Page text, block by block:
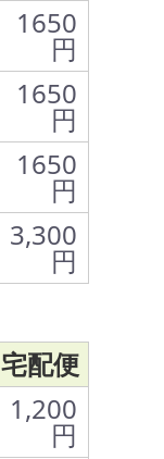
1650
円
1650
円
1650
円
3,300
円
宅配便
1,200
円